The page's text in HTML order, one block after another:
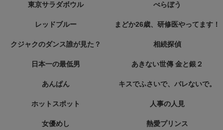
東京サラダボウル べらぼう
レッドブルー まどか26歳、研修医やってます！
クジャクのダンス誰が見た？ 相続探偵
日本一の最低男 あきない世傳 金と銀２
あんぱん キスでふさいで、バレないで。
ホットスポット 人事の人見
女優めし 熱愛プリンス